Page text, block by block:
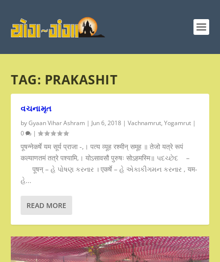
TAG: PRAKASHIT
વચનામૃત
byGyaan Vihar Ashram | Jun 6, 2018 |Vachnamrut,Yogamrut |
0
|
पूषन्नेकर्षे यम सूर्य प्राजा -,। पत्य व्यूह रश्मीन् समूह ॥ तेजो यत्रे रूपं
कल्याणतमं तत्रे पश्यामि,। योऽसावसौ पुरुषः सोऽहमस्मि॥ પદચ્છેદ –
पूषन् – હે પોષણ કરનાર । एकर्षे – હે એકાકીગમન કરનાર , यम-
હે...
READ MORE